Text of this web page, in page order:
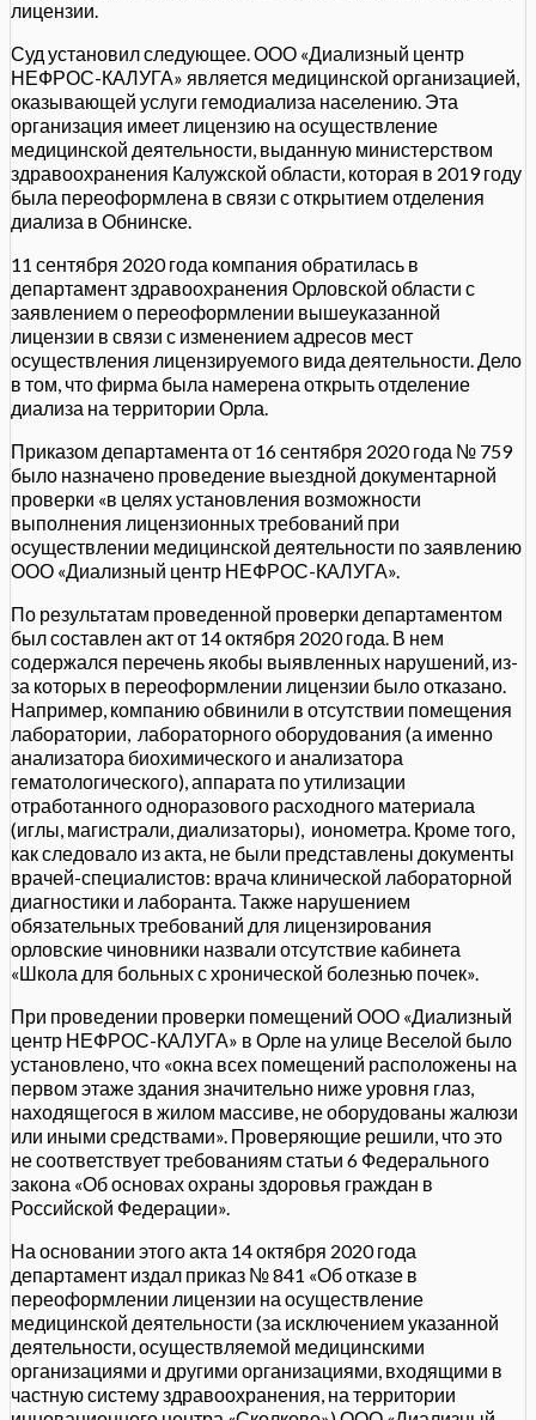
лицензии.
Суд установил следующее. ООО «Диализный центр
НЕФРОС-КАЛУГА» является медицинской организацией,
оказывающей услуги гемодиализа населению. Эта
организация имеет лицензию на осуществление
медицинской деятельности, выданную министерством
здравоохранения Калужской области, которая в 2019 году
была переоформлена в связи с открытием отделения
диализа в Обнинске.
11 сентября 2020 года компания обратилась в
департамент здравоохранения Орловской области с
заявлением о переоформлении вышеуказанной
лицензии в связи с изменением адресов мест
осуществления лицензируемого вида деятельности. Дело
в том, что фирма была намерена открыть отделение
диализа на территории Орла.
Приказом департамента от 16 сентября 2020 года № 759
было назначено проведение выездной документарной
проверки «в целях установления возможности
выполнения лицензионных требований при
осуществлении медицинской деятельности по заявлению
ООО «Диализный центр НЕФРОС-КАЛУГА».
По результатам проведенной проверки департаментом
был составлен акт от 14 октября 2020 года. В нем
содержался перечень якобы выявленных нарушений, из-
за которых в переоформлении лицензии было отказано.
Например, компанию обвинили в отсутствии помещения
лаборатории, лабораторного оборудования (а именно
анализатора биохимического и анализатора
гематологического), аппарата по утилизации
отработанного одноразового расходного материала
(иглы, магистрали, диализаторы), ионометра. Кроме того,
как следовало из акта, не были представлены документы
врачей-специалистов: врача клинической лабораторной
диагностики и лаборанта. Также нарушением
обязательных требований для лицензирования
орловские чиновники назвали отсутствие кабинета
«Школа для больных с хронической болезнью почек».
При проведении проверки помещений ООО «Диализный
центр НЕФРОС-КАЛУГА» в Орле на улице Веселой было
установлено, что «окна всех помещений расположены на
первом этаже здания значительно ниже уровня глаз,
находящегося в жилом массиве, не оборудованы жалюзи
или иными средствами». Проверяющие решили, что это
не соответствует требованиям статьи 6 Федерального
закона «Об основах охраны здоровья граждан в
Российской Федерации».
На основании этого акта 14 октября 2020 года
департамент издал приказ № 841 «Об отказе в
переоформлении лицензии на осуществление
медицинской деятельности (за исключением указанной
деятельности, осуществляемой медицинскими
организациями и другими организациями, входящими в
частную систему здравоохранения, на территории